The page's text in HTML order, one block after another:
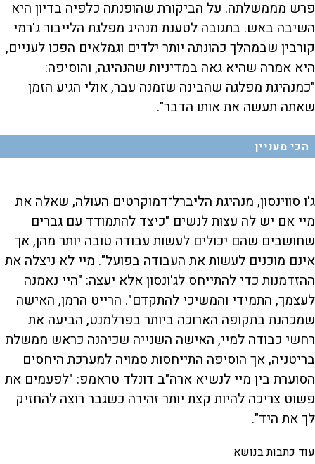
פרש מממשלתה. על הביקורת שהופנתה כלפיה בדיון היא
השיבה באש. בתגובה לטענת מנהיג מפלגת הלייבור ג'רמי
קורבין שבמהלך כהונתה יותר ילדים וגמלאים הפכו לעניים,
היא אמרה שהיא גאה במדיניות שהנהיגה, והוסיפה:
"כמנהיגת מפלגה שהבינה שזמנה עבר, אולי הגיע הזמן
שאתה תעשה את אותו הדבר".
הכי מעניין
ג'ו סווינסון, מנהיגת הליברל־דמוקרטים העולה, שאלה את
מיי אם יש לה עצות לנשים "כיצד להתמודד עם גברים
שחושבים שהם יכולים לעשות עבודה טובה יותר מהן, אך
אינם מוכנים לעשות את העבודה בפועל". מיי לא ניצלה את
ההזדמנות כדי להתייחס לג'ונסון אלא יעצה: "היי נאמנה
לעצמך, התמידי והמשיכי להתקדם". הרייט הרמן, האישה
שמכהנת בתקופה הארוכה ביותר בפרלמנט, הביעה את
רחשי כבודה למיי, האישה השנייה שכיהנה כראש ממשלת
בריטניה, אך הוסיפה התייחסות סמויה למערכת היחסים
הסוערת בין מיי לנשיא ארה"ב דונלד טראמפ: "לפעמים את
פשוט צריכה להיות קצת יותר זהירה כשגבר רוצה להחזיק
לך את היד".
עוד כתבות בנושא